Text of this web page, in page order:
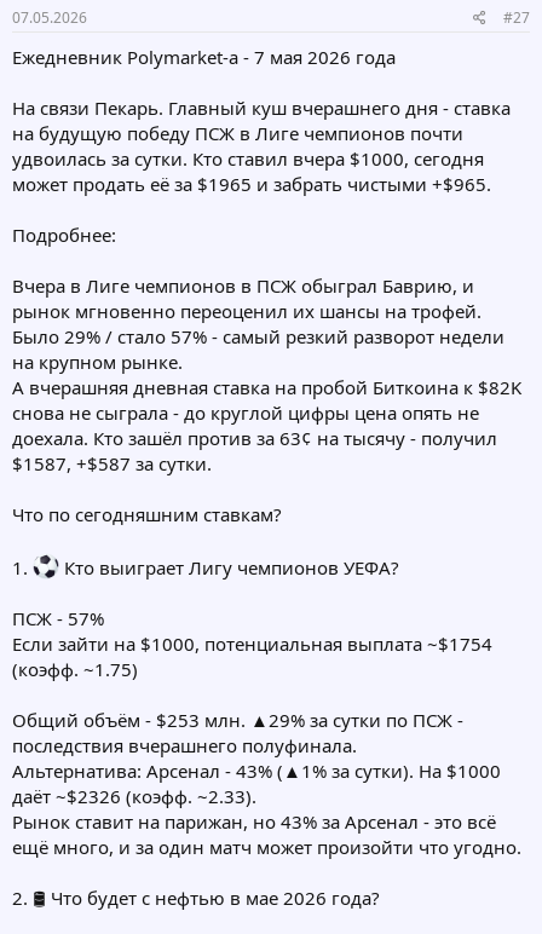
07.05.2026 #27
Ежедневник Polymarket-а - 7 мая 2026 года
На связи Пекарь. Главный куш вчерашнего дня - ставка
на будущую победу ПСЖ в Лиге чемпионов почти
удвоилась за сутки. Кто ставил вчера $1000, сегодня
может продать её за $1965 и забрать чистыми +$965.
Подробнее:
Вчера в Лиге чемпионов в ПСЖ обыграл Баврию, и
рынок мгновенно переоценил их шансы на трофей.
Было 29% / стало 57% - самый резкий разворот недели
на крупном рынке.
А вчерашняя дневная ставка на пробой Биткоина к $82K
снова не сыграла - до круглой цифры цена опять не
доехала. Кто зашёл против за 63¢ на тысячу - получил
$1587, +$587 за сутки.
Что по сегодняшним ставкам?
1. Кто выиграет Лигу чемпионов УЕФА?
ПСЖ - 57%
Если зайти на $1000, потенциальная выплата ~$1754
(коэфф. ~1.75)
Общий объём - $253 млн. ▲29% за сутки по ПСЖ -
последствия вчерашнего полуфинала.
Альтернатива: Арсенал - 43% (▲1% за сутки). На $1000
даёт ~$2326 (коэфф. ~2.33).
Рынок ставит на парижан, но 43% за Арсенал - это всё
ещё много, и за один матч может произойти что угодно.
2. 🛢 Что будет с нефтью в мае 2026 года?